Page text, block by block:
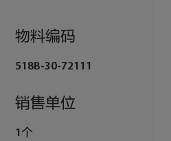
物料编码
518B-30-72111
销售单位
1个